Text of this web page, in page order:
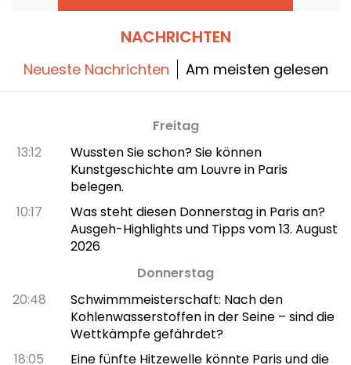
NACHRICHTEN
Neueste Nachrichten Am meisten gelesen
Freitag
13:12
Wussten Sie schon? Sie können
Kunstgeschichte am Louvre in Paris
belegen.
10:17
Was steht diesen Donnerstag in Paris an?
Ausgeh-Highlights und Tipps vom 13. August
2026
Donnerstag
20:48
Schwimmmeisterschaft: Nach den
Kohlenwasserstoffen in der Seine – sind die
Wettkämpfe gefährdet?
18:05
Eine fünfte Hitzewelle könnte Paris und die